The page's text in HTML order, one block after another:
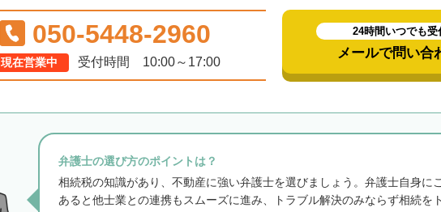
050-5448-2960
現在営業中 受付時間 10:00～17:00
24時間いつでも受
メールで問い合
弁護士の選び方のポイントは？
相続税の知識があり、不動産に強い弁護士を選びましょう。弁護士自身に
あると他士業との連携もスムーズに進み、トラブル解決のみならず相続を